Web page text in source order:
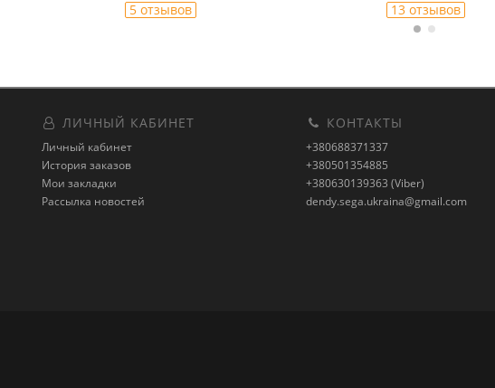
5 отзывов 13 отзывов
ЛИЧНЫЙ КАБИНЕТ
Личный кабинет
История заказов
Мои закладки
Рассылка новостей
КОНТАКТЫ
+380688371337
+380501354885
+380630139363 (Viber)
dendy.sega.ukraina@gmail.com